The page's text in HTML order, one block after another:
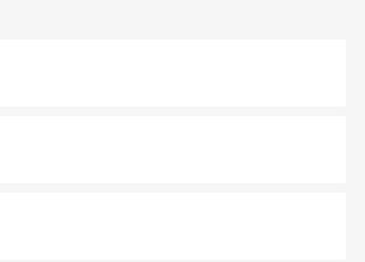
カーズは地元の風情を楽しめる外せないスポット